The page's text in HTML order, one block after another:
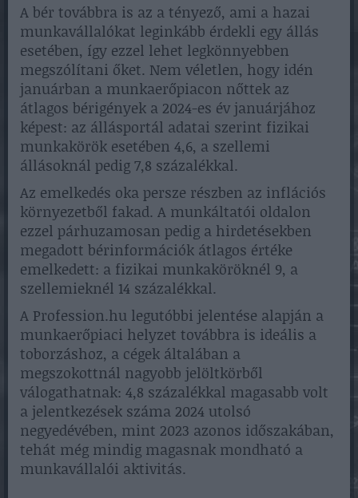
A bér továbbra is az a tényező, ami a hazai
munkavállalókat leginkább érdekli egy állás
esetében, így ezzel lehet legkönnyebben
megszólítani őket. Nem véletlen, hogy idén
januárban a munkaerőpiacon nőttek az
átlagos bérigények a 2024-es év januárjához
képest: az állásportál adatai szerint fizikai
munkakörök esetében 4,6, a szellemi
állásoknál pedig 7,8 százalékkal.
Az emelkedés oka persze részben az inflációs
környezetből fakad. A munkáltatói oldalon
ezzel párhuzamosan pedig a hirdetésekben
megadott bérinformációk átlagos értéke
emelkedett: a fizikai munkaköröknél 9, a
szellemieknél 14 százalékkal.
A Profession.hu legutóbbi jelentése alapján a
munkaerőpiaci helyzet továbbra is ideális a
toborzáshoz, a cégek általában a
megszokottnál nagyobb jelöltkörből
válogathatnak: 4,8 százalékkal magasabb volt
a jelentkezések száma 2024 utolsó
negyedévében, mint 2023 azonos időszakában,
tehát még mindig magasnak mondható a
munkavállalói aktivitás.